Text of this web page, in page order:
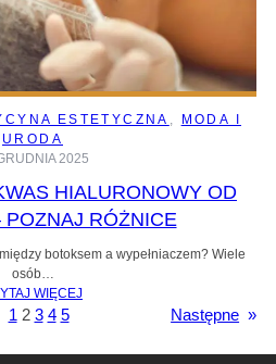
ESTETYCZNA
MODA I
URODA
2025
HIALURONOWY OD
POZNAJ RÓŻNICE
botoksem a wypełniaczem? Wiele
osób…
WIĘCEJ
1 2 3 4 5 Następne »